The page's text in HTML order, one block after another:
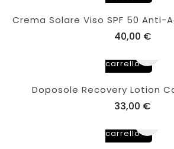
Crema Solare Viso SPF 50 Anti-
40,00 €
Aggiungi
carrello
Doposole Recovery Lotion
33,00 €
Aggiungi
carrello